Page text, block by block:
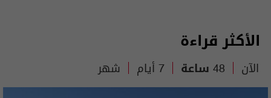
الأكثر قراءة
الآن 48 ساعة 7 أيام شهر